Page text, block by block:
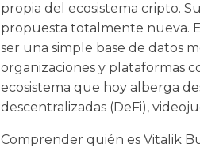
propia del ecosistema cripto.
propuesta totalmente nueva.
ser una simple base de datos
organizaciones y plataformas
ecosistema que hoy alberga
descentralizadas (DeFi),
Comprender quién es Vitalik